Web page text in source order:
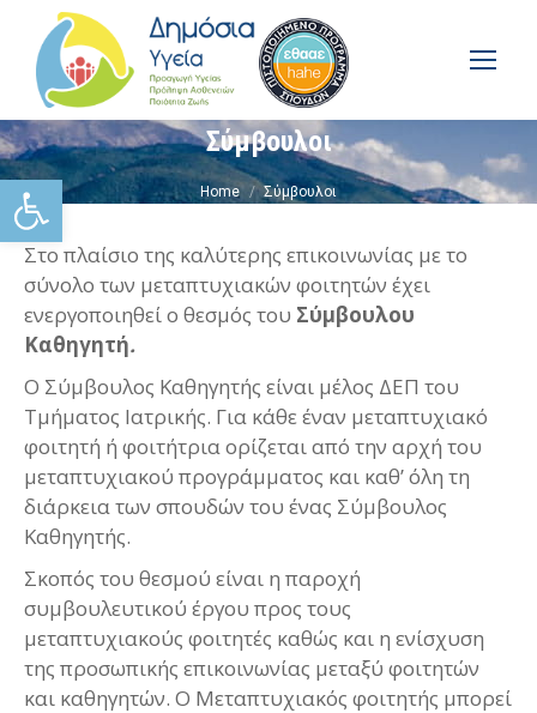
Ανοίξτε τη γραμμή
Σύμβουλοι
You are here:
Home Σύμβουλοι
Στο πλαίσιο της καλύτερης επικοινωνίας με το
σύνολο των μεταπτυχιακών φοιτητών έχει
ενεργοποιηθεί ο θεσμός του Σύμβουλου
Καθηγητή.
Ο Σύμβουλος Καθηγητής είναι μέλος ΔΕΠ του
Τμήματος Ιατρικής. Για κάθε έναν μεταπτυχιακό
φοιτητή ή φοιτήτρια ορίζεται από την αρχή του
μεταπτυχιακού προγράμματος και καθ’ όλη τη
διάρκεια των σπουδών του ένας Σύμβουλος
Καθηγητής.
Σκοπός του θεσμού είναι η παροχή
συμβουλευτικού έργου προς τους
μεταπτυχιακούς φοιτητές καθώς και η ενίσχυση
της προσωπικής επικοινωνίας μεταξύ φοιτητών
και καθηγητών. Ο Μεταπτυχιακός φοιτητής μπορεί